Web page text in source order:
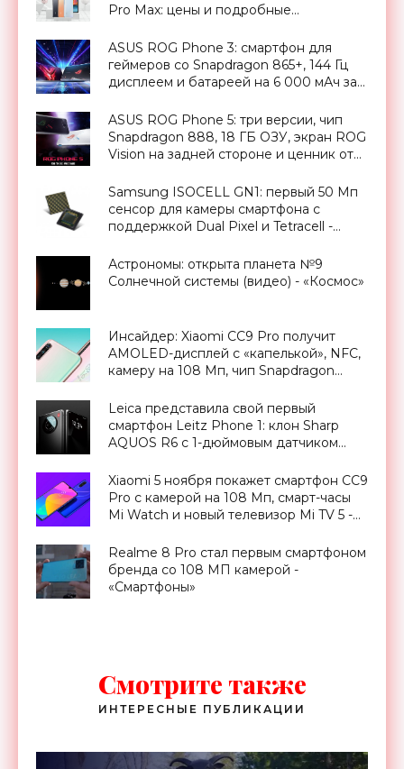
Pro Max: цены и подробные
«Смартфоны»
ASUS ROG Phone 3: смартфон для
геймеров со Snapdragon 865+, 144 Гц
дисплеем и батареей на 6 000 мАч за
ASUS ROG Phone 5: три версии, чип
Snapdragon 888, 18 ГБ ОЗУ, экран ROG
Vision на задней стороне и ценник от
Samsung ISOCELL GN1: первый 50 Мп
сенсор для камеры смартфона с
поддержкой Dual Pixel и Tetracell -
Астрономы: открыта планета №9
Солнечной системы (видео) - «Космос»
Инсайдер: Xiaomi CC9 Pro получит
AMOLED-дисплей с «капелькой», NFC,
камеру на 108 Мп, чип Snapdragon
Leica представила свой первый
смартфон Leitz Phone 1: клон Sharp
AQUOS R6 с 1-дюймовым датчиком
борту - «Смартфоны»
Xiaomi 5 ноября покажет смартфон CC9
Pro с камерой на 108 Мп, смарт-часы
Mi Watch и новый телевизор Mi TV 5 -
Realme 8 Pro стал первым смартфоном
бренда со 108 МП камерой -
«Смартфоны»
Смотрите также
ИНТЕРЕСНЫЕ ПУБЛИКАЦИИ